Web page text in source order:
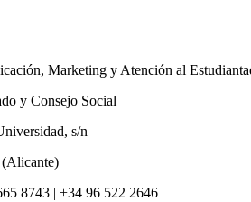
Marketing y Atención al
y Consejo Social
s/n
8743 | +34 96 522 2646